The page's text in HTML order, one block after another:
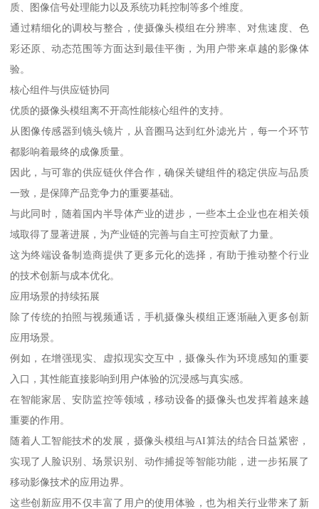
质、图像信号处理能力以及系统功耗控制等多个维度。
通过精细化的调校与整合，使摄像头模组在分辨率、对焦速度、色
彩还原、动态范围等方面达到最佳平衡，为用户带来卓越的影像体
验。
核心组件与供应链协同
优质的摄像头模组离不开高性能核心组件的支持。
从图像传感器到镜头镜片，从音圈马达到红外滤光片，每一个环节
都影响着最终的成像质量。
因此，与可靠的供应链伙伴合作，确保关键组件的稳定供应与品质
一致，是保障产品竞争力的重要基础。
与此同时，随着国内半导体产业的进步，一些本土企业也在相关领
域取得了显著进展，为产业链的完善与自主可控贡献了力量。
这为终端设备制造商提供了更多元化的选择，有助于推动整个行业
的技术创新与成本优化。
应用场景的持续拓展
除了传统的拍照与视频通话，手机摄像头模组正逐渐融入更多创新
应用场景。
例如，在增强现实、虚拟现实交互中，摄像头作为环境感知的重要
入口，其性能直接影响到用户体验的沉浸感与真实感。
在智能家居、安防监控等领域，移动设备的摄像头也发挥着越来越
重要的作用。
随着人工智能技术的发展，摄像头模组与AI算法的结合日益紧密，
实现了人脸识别、场景识别、动作捕捉等智能功能，进一步拓展了
移动影像技术的应用边界。
这些创新应用不仅丰富了用户的使用体验，也为相关行业带来了新